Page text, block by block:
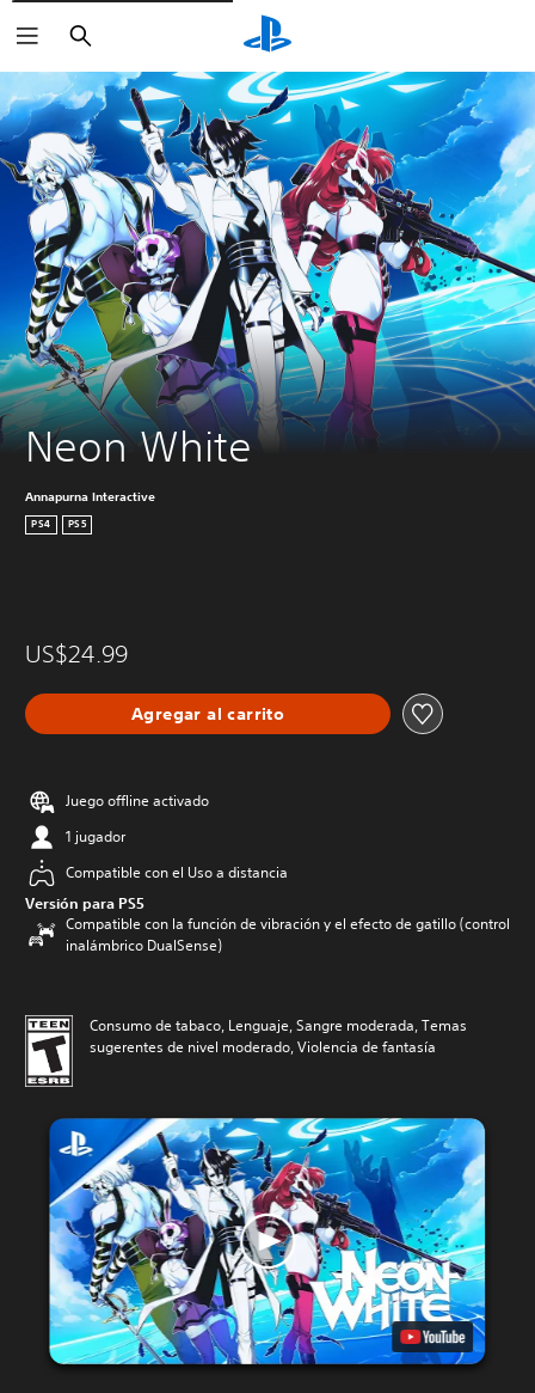
Buscar
Neon White
Annapurna Interactive
PS4 PS5
US$24.99
Agregar al carrito
Juego offline activado
1 jugador
Compatible con el Uso a distancia
Versión para PS5
Compatible con la función de vibración y el efecto de gatillo (control
inalámbrico DualSense)
Consumo de tabaco, Lenguaje, Sangre moderada, Temas
sugerentes de nivel moderado, Violencia de fantasía